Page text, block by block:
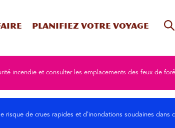
Planifiez votre voyage
incendie et consulter les emplacements des feux de
risque de crues rapides et d'inondations soudaines dans